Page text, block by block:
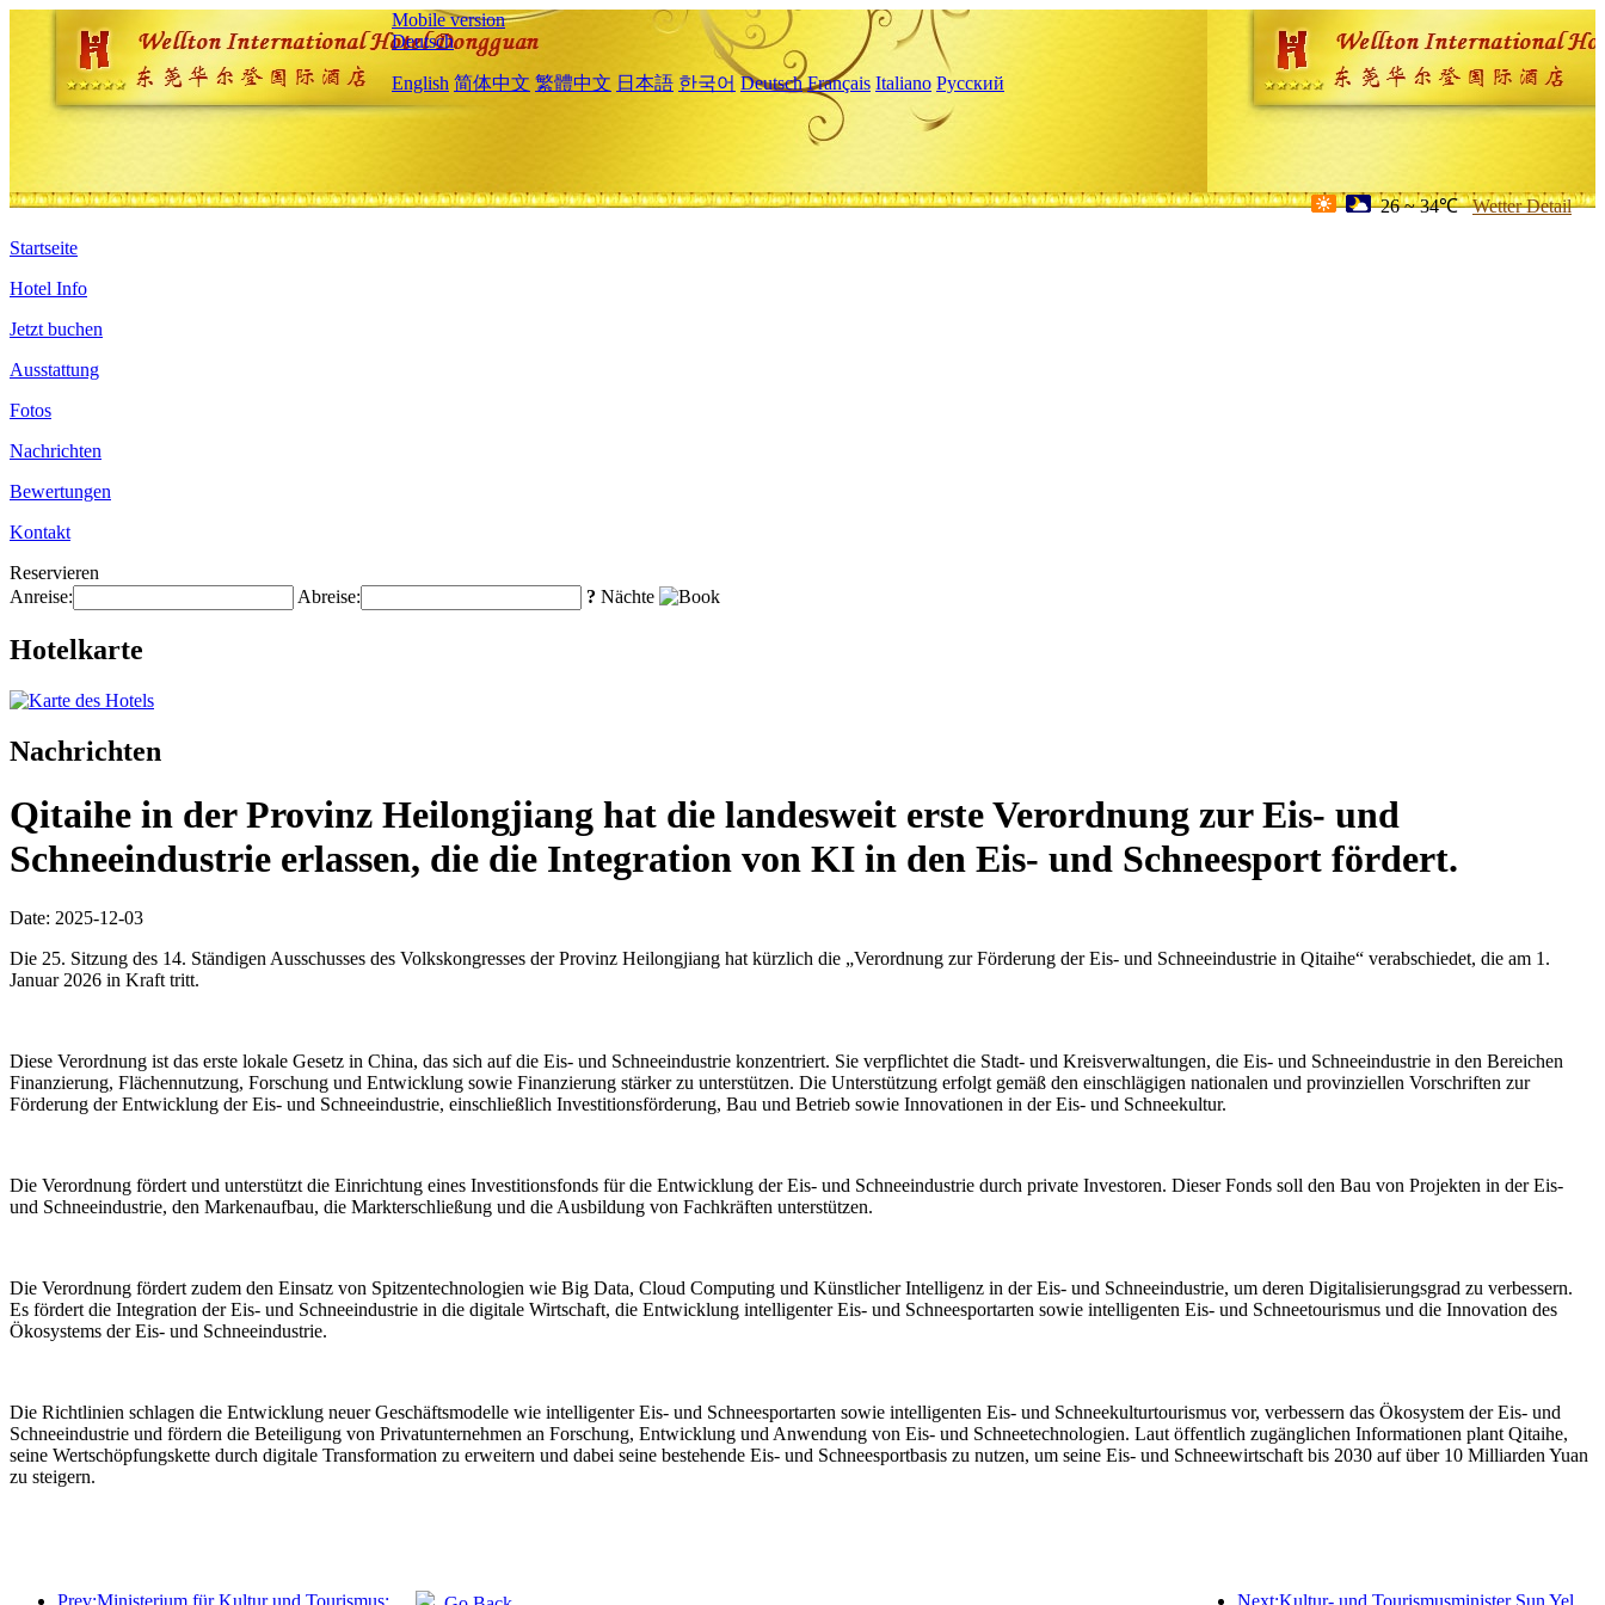
Mobile version
Deutsch
English 简体中文 繁體中文 日本語 한국어 Deutsch Français Italiano Русский
26 ~ 34℃ Wetter Detail
Startseite
Hotel Info
Jetzt buchen
Ausstattung
Fotos
Nachrichten
Bewertungen
Kontakt
Reservieren
Anreise:
Abreise: ? Nächte
Hotelkarte
Nachrichten
Qitaihe in der Provinz Heilongjiang hat die landesweit erste Verordnung zur Eis- und
Schneeindustrie erlassen, die die Integration von KI in den Eis- und Schneesport fördert.
Date: 2025-12-03
Die 25. Sitzung des 14. Ständigen Ausschusses des Volkskongresses der Provinz Heilongjiang hat kürzlich die „Verordnung zur Förderung der Eis- und Schneeindustrie in Qitaihe“ verabschiedet, die am 1.
Januar 2026 in Kraft tritt.
Diese Verordnung ist das erste lokale Gesetz in China, das sich auf die Eis- und Schneeindustrie konzentriert. Sie verpflichtet die Stadt- und Kreisverwaltungen, die Eis- und Schneeindustrie in den Bereichen
Finanzierung, Flächennutzung, Forschung und Entwicklung sowie Finanzierung stärker zu unterstützen. Die Unterstützung erfolgt gemäß den einschlägigen nationalen und provinziellen Vorschriften zur
Förderung der Entwicklung der Eis- und Schneeindustrie, einschließlich Investitionsförderung, Bau und Betrieb sowie Innovationen in der Eis- und Schneekultur.
Die Verordnung fördert und unterstützt die Einrichtung eines Investitionsfonds für die Entwicklung der Eis- und Schneeindustrie durch private Investoren. Dieser Fonds soll den Bau von Projekten in der Eis-
und Schneeindustrie, den Markenaufbau, die Markterschließung und die Ausbildung von Fachkräften unterstützen.
Die Verordnung fördert zudem den Einsatz von Spitzentechnologien wie Big Data, Cloud Computing und Künstlicher Intelligenz in der Eis- und Schneeindustrie, um deren Digitalisierungsgrad zu verbessern.
Es fördert die Integration der Eis- und Schneeindustrie in die digitale Wirtschaft, die Entwicklung intelligenter Eis- und Schneesportarten sowie intelligenten Eis- und Schneetourismus und die Innovation des
Ökosystems der Eis- und Schneeindustrie.
Die Richtlinien schlagen die Entwicklung neuer Geschäftsmodelle wie intelligenter Eis- und Schneesportarten sowie intelligenten Eis- und Schneekulturtourismus vor, verbessern das Ökosystem der Eis- und
Schneeindustrie und fördern die Beteiligung von Privatunternehmen an Forschung, Entwicklung und Anwendung von Eis- und Schneetechnologien. Laut öffentlich zugänglichen Informationen plant Qitaihe,
seine Wertschöpfungskette durch digitale Transformation zu erweitern und dabei seine bestehende Eis- und Schneesportbasis zu nutzen, um seine Eis- und Schneewirtschaft bis 2030 auf über 10 Milliarden Yuan
zu steigern.